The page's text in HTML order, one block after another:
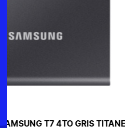
HDD EXT SEAGATE 2.5"